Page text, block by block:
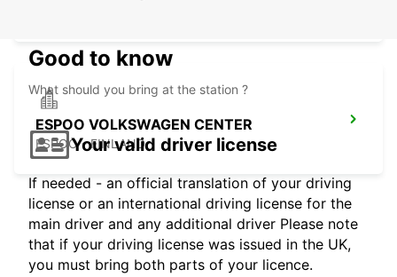
ESPOO VOLKSWAGEN CENTER
ESPOO - FINLAND
Good to know
What should you bring at the station ?
Your valid driver license
If needed - an official translation of your driving
license or an international driving license for the
main driver and any additional driver Please note
that if your driving license was issued in the UK,
you must bring both parts of your licence.